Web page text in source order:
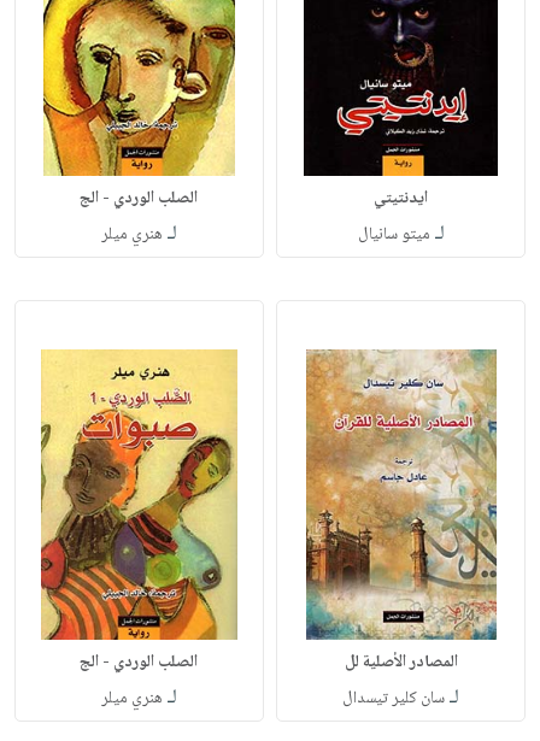
ايدنتيتي
لـ ميتو سانيال
الصلب الوردي - الج
لـ هنري ميلر
المصادر الأصلية لل
لـسان كلير تيسدال
الصلب الوردي - الج
لـ هنري ميلر